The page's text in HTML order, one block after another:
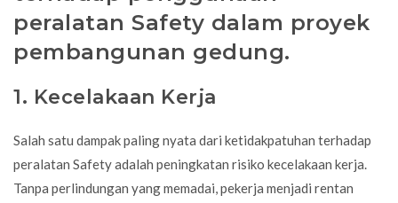
peralatan Safety dalam proyek
pembangunan gedung.
1. Kecelakaan Kerja
Salah satu dampak paling nyata dari ketidakpatuhan terhadap
peralatan Safety adalah peningkatan risiko kecelakaan kerja.
Tanpa perlindungan yang memadai, pekerja menjadi rentan